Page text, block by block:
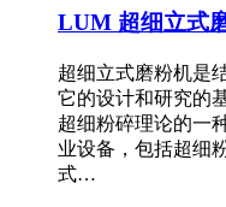
LUM 超细立式
超细立式磨粉机是
它的设计和研究的
超细粉碎理论的一
业设备，包括超细
式…